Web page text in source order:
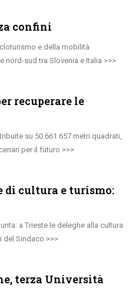
confini
e della mobilità
nord-sud tra Slovenia e Italia
recuperare le
su 50.661.657 metri quadrati,
per il futuro
di cultura e turismo:
a Trieste le deleghe alla cultura
del Sindaco
terza Università